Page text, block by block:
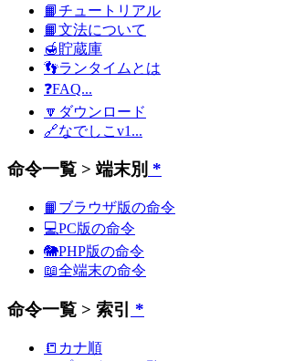
📙チュートリアル
📙文法について
🍯貯蔵庫
👣ランタイムとは
❓FAQ...
🔽ダウンロード
🔗なでしこv1...
命令一覧 > 端末別 *
📙ブラウザ版の命令
💻PC版の命令
🐘PHP版の命令
📖全端末の命令
命令一覧 > 索引 *
📒カナ順